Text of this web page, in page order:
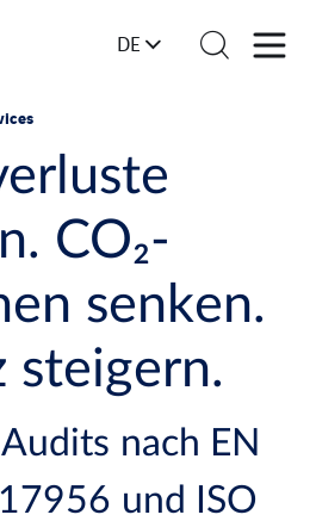
DE
CO₂-
senken.
steigern.
nach EN
und ISO